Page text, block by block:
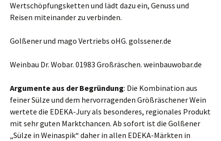
Wertschöpfungsketten und lädt dazu ein, Genuss und
Reisen miteinander zu verbinden.
Golßener und mago Vertriebs oHG. golssener.de
Weinbau Dr. Wobar. 01983 Großräschen. weinbauwobar.de
Argumente aus der Begründung: Die Kombination aus
feiner Sülze und dem hervorragenden Größräschener Wein
wertete die EDEKA-Jury als besonderes, regionales Produkt
mit sehr guten Marktchancen. Ab sofort ist die Golßener
„Sülze in Weinaspik“ daher in allen EDEKA-Märkten in